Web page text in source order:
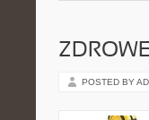
POSTED BY